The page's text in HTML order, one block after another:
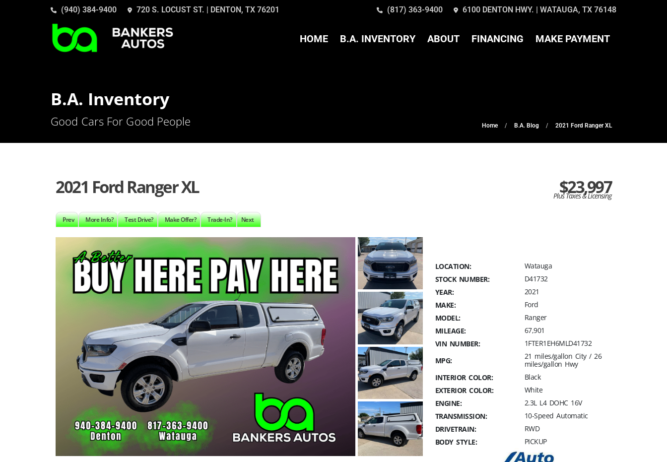
(940) 384-9400 720 S. LOCUST ST. | DENTON, TX 76201 (817) 363-9400 6100 DENTON HWY. | WATAUGA, TX 76148
HOME B.A. INVENTORY ABOUT FINANCING MAKE PAYMENT
B.A. Inventory
Good Cars For Good People Home B.A. Blog 2021 Ford Ranger XL
2021 Ford Ranger XL $23,997
Plus Taxes & Licensing
Prev More Info? Test Drive? Make Offer? Trade-In? Next
LOCATION:
Watauga
STOCK NUMBER:
D41732
YEAR:
2021
MAKE:
Ford
MODEL:
Ranger
MILEAGE:
67,901
VIN NUMBER:
1FTER1EH6MLD41732
MPG:
21 miles/gallon City / 26
miles/gallon Hwy
INTERIOR COLOR:
Black
EXTERIOR COLOR:
White
ENGINE:
2.3L L4 DOHC 16V
TRANSMISSION:
10-Speed Automatic
DRIVETRAIN:
RWD
BODY STYLE:
PICKUP